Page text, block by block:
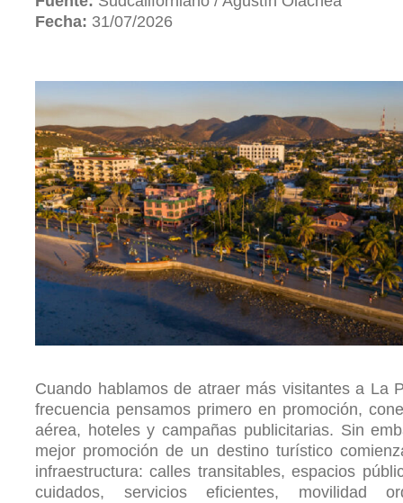
Fecha: 31/07/2026
Cuando hablamos de atraer más visitantes a La
frecuencia pensamos primero en promoción,
aérea, hoteles y campañas publicitarias. Sin
mejor promoción de un destino turístico
infraestructura: calles transitables, espacios
cuidados, servicios eficientes, movilidad